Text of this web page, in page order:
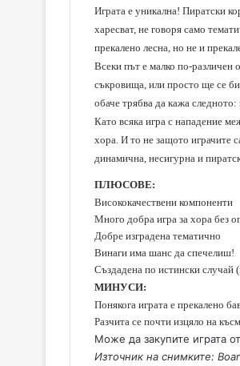
Играта е уникална! Пиратски
харесват, не говоря само
прекалено лесна, но не и
Всеки път е малко по-различен
съкровища, или просто ще се
обаче трябва да кажа следното:
Като всяка игра с нападение
хора. И то не защото играчите
динамична, несигурна и
ПЛЮСОВЕ:
Висококачествени компоненти
Много добра игра за хора без
Добре изградена тематично
Винаги има шанс да спечелиш!
Създадена по истински случай
МИНУСИ:
Понякога играта е прекалено
Разчита се почти изцяло на
Може да закупите играта
Източник на снимките: